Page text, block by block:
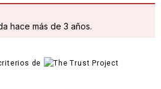
hace más de 3 años.
de